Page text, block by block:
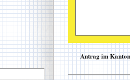
Antrag im